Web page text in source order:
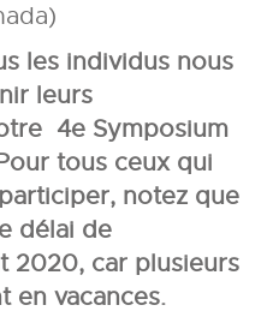
les individus nous
leurs
4e Symposium
tous ceux qui
notez que
délai de
2020, car plusieurs
en vacances.